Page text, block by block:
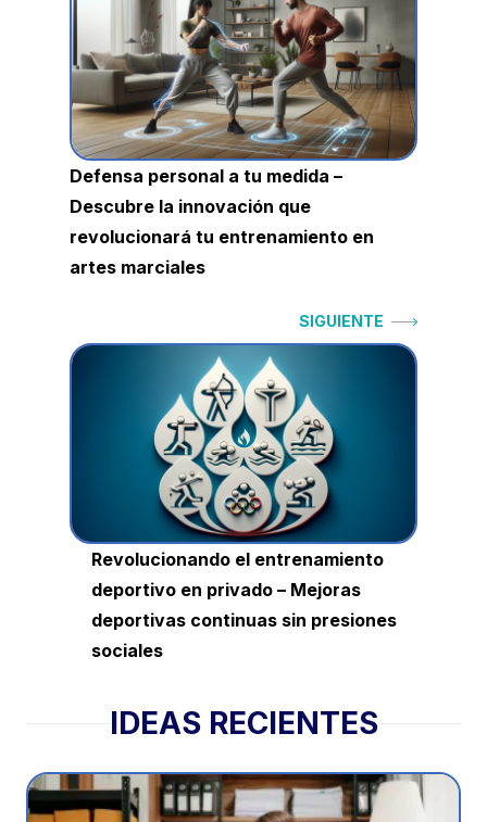
entradas
Defensa personal a tu medida –
Descubre la innovación que
revolucionará tu entrenamiento en
artes marciales
SIGUIENTE
Revolucionando el entrenamiento
deportivo en privado – Mejoras
deportivas continuas sin presiones
sociales
IDEAS RECIENTES